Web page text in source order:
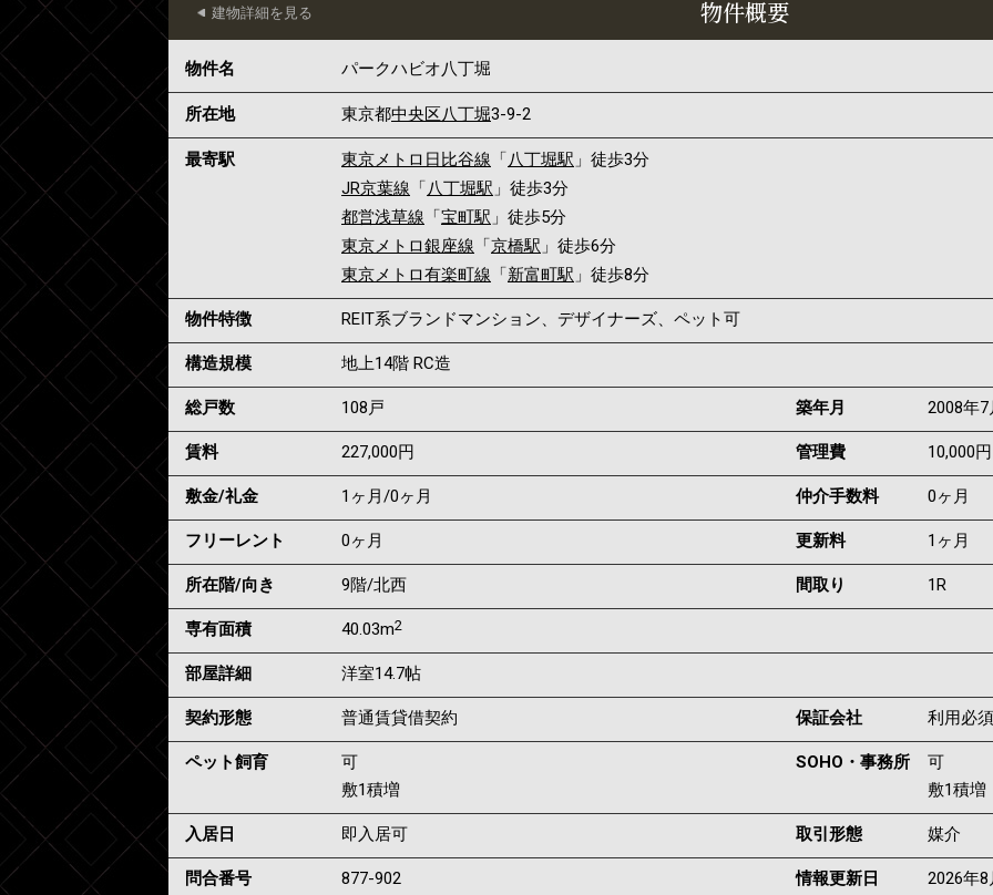
物件概要
建物詳細を見る
物件名 パークハビオ八丁堀
所在地 東京都中央区八丁堀3-9-2
最寄駅 東京メトロ日比谷線 「八丁堀駅 」徒歩3分
JR京葉線 「八丁堀駅 」徒歩3分
都営浅草線 「宝町駅 」徒歩5分
東京メトロ銀座線 「京橋駅 」徒歩6分
東京メトロ有楽町線 「新富町駅 」徒歩8分
物件特徴 REIT系ブランドマンション、デザイナーズ、ペット可
構造規模 地上14階 RC造
総戸数 108戸 築年月 2008年7
賃料 227,000円 管理費 10,000円
敷金/礼金 1ヶ月/0ヶ月 仲介手数料 0ヶ月
フリーレント 0ヶ月 更新料 1ヶ月
所在階/向き 9階/北西 間取り 1R
専有面積 40.03m2
部屋詳細 洋室14.7帖
契約形態 普通賃貸借契約 保証会社 利用必須
ペット飼育
可
敷1積増
SOHO・事務所
可
敷1積増
入居日 即入居可 取引形態 媒介
問合番号 877-902 情報更新日 2026年